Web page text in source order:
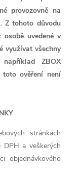
provozovně na
Z tohoto důvodu
uvedené v
využívat všechny
ZBOX
toto ověření není
stránkách
DPH a veškerých
objednávkového